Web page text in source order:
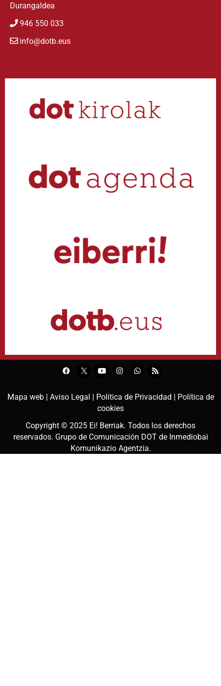
Durangaldea
946 550 033
info@dotb.eus
Mapa web | Aviso Legal | Política de Privacidad |
Política de
cookies
Copyright © 2025 Ei! Berriak. Todos los derechos
reservados. Grupo de Comunicación DOT de Inmediobai
Komunikazio Agentzia.